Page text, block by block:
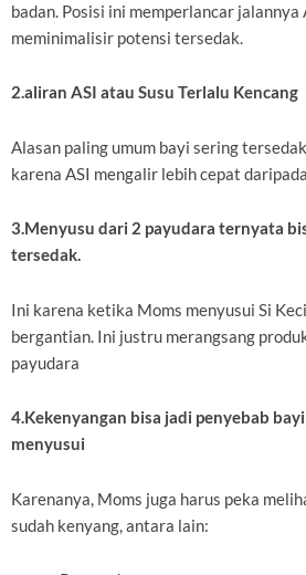
badan. Posisi ini memperlancar jalannya
meminimalisir potensi tersedak.
2.aliran ASI atau Susu Terlalu Kencang
Alasan paling umum bayi sering
karena ASI mengalir lebih cepat
3.Menyusu dari 2 payudara ternyata
tersedak.
Ini karena ketika Moms menyusui Si
bergantian. Ini justru merangsang
payudara
4.Kekenyangan bisa jadi penyebab
menyusui
Karenanya, Moms juga harus peka
sudah kenyang, antara lain: